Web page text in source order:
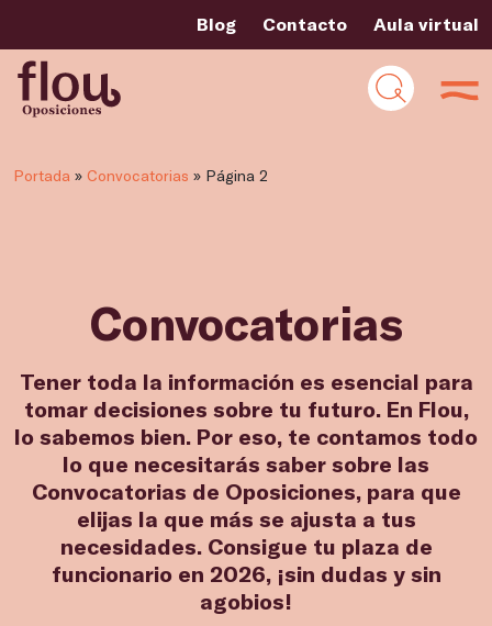
Blog Contacto Aula virtual
Portada » Convocatorias » Página 2
Convocatorias
Tener toda la información es esencial para
tomar decisiones sobre tu futuro. En Flou,
lo sabemos bien. Por eso, te contamos todo
lo que necesitarás saber sobre las
Convocatorias de Oposiciones, para que
elijas la que más se ajusta a tus
necesidades. Consigue tu plaza de
funcionario en 2026, ¡sin dudas y sin
agobios!
Filtros